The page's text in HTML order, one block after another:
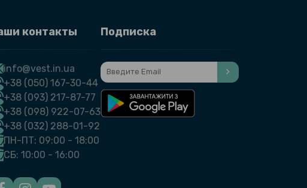
контакты
info@vest.in.ua
+38 (050) 167-30-44
+38 (093) 217-87-77
+38 (098) 922-07-63
+38 (032) 288-01-92
ПН-ПТ: 09:00 - 18:00
СБ: 10:00 - 16:00
Подписка